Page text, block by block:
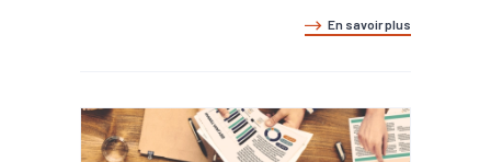
En savoir plus